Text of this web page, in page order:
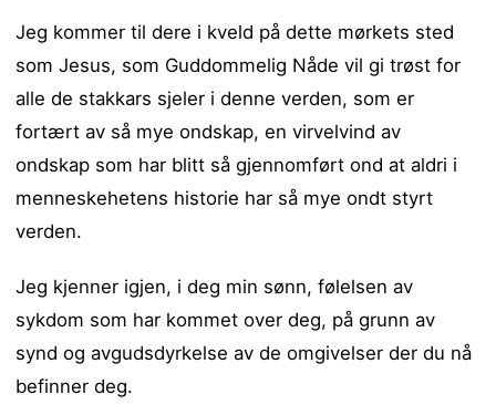
Jeg kommer til dere i kveld på dette mørkets sted
som Jesus, som Guddommelig Nåde vil gi trøst for
alle de stakkars sjeler i denne verden, som er
fortært av så mye ondskap, en virvelvind av
ondskap som har blitt så gjennomført ond at aldri i
menneskehetens historie har så mye ondt styrt
verden.
Jeg kjenner igjen, i deg min sønn, følelsen av
sykdom som har kommet over deg, på grunn av
synd og avgudsdyrkelse av de omgivelser der du nå
befinner deg.